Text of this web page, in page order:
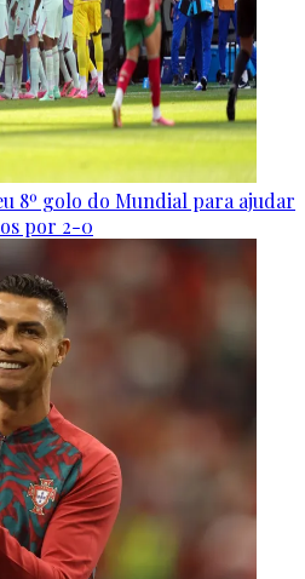
8º golo do Mundial para ajudar
por 2-0